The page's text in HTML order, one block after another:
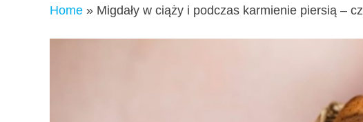
Home » Migdały w ciąży i podczas karmienie piersią –